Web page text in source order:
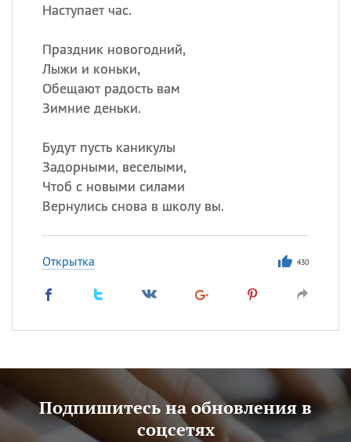
Наступает час.
Праздник новогодний,
Лыжи и коньки,
Обещают радость вам
Зимние деньки.
Будут пусть каникулы
Задорными, веселыми,
Чтоб с новыми силами
Вернулись снова в школу вы.
Открытка 430
Подпишитесь на обновления в
соцсетях